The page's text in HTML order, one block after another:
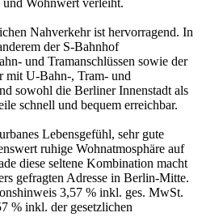
Nahverkehr ist hervorragend. In
der S-Bahnhof
und Tramanschlüssen sowie der
mit U-Bahn-, Tram- und
sowohl die Berliner Innenstadt als
schnell und bequem erreichbar.
Lebensgefühl, sehr gute
ruhige Wohnatmosphäre auf
diese seltene Kombination macht
gefragten Adresse in Berlin-Mitte.
3,57 % inkl. ges. MwSt.
% inkl. der gesetzlichen